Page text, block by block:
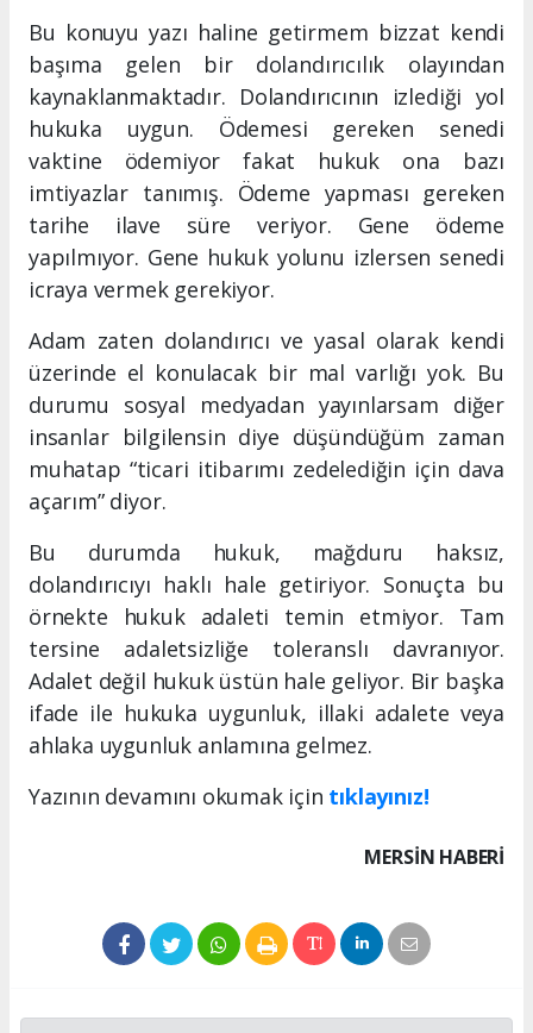
Bu konuyu yazı haline getirmem bizzat kendi
başıma gelen bir dolandırıcılık olayından
kaynaklanmaktadır. Dolandırıcının izlediği yol
hukuka uygun. Ödemesi gereken senedi
vaktine ödemiyor fakat hukuk ona bazı
imtiyazlar tanımış. Ödeme yapması gereken
tarihe ilave süre veriyor. Gene ödeme
yapılmıyor. Gene hukuk yolunu izlersen senedi
icraya vermek gerekiyor.
Adam zaten dolandırıcı ve yasal olarak kendi
üzerinde el konulacak bir mal varlığı yok. Bu
durumu sosyal medyadan yayınlarsam diğer
insanlar bilgilensin diye düşündüğüm zaman
muhatap “ticari itibarımı zedelediğin için dava
açarım” diyor.
Bu durumda hukuk, mağduru haksız,
dolandırıcıyı haklı hale getiriyor. Sonuçta bu
örnekte hukuk adaleti temin etmiyor. Tam
tersine adaletsizliğe toleranslı davranıyor.
Adalet değil hukuk üstün hale geliyor. Bir başka
ifade ile hukuka uygunluk, illaki adalete veya
ahlaka uygunluk anlamına gelmez.
Yazının devamını okumak için tıklayınız!
MERSIN HABERİ